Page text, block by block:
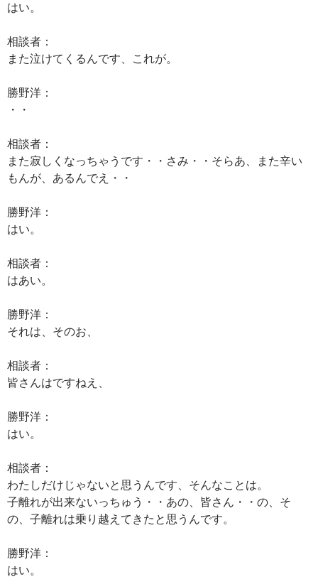
はい。
相談者：
また泣けてくるんです、これが。
勝野洋：
・・
相談者：
また寂しくなっちゃうです・・さみ・・そらあ、また辛い
もんが、あるんでえ・・
勝野洋：
はい。
相談者：
はあい。
勝野洋：
それは、そのお、
相談者：
皆さんはですねえ、
勝野洋：
はい。
相談者：
わたしだけじゃないと思うんです、そんなことは。
子離れが出来ないっちゅう・・あの、皆さん・・の、そ
の、子離れは乗り越えてきたと思うんです。
勝野洋：
はい。